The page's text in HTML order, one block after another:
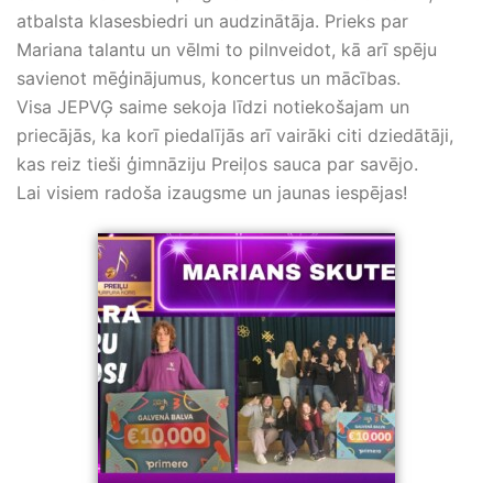
atbalsta klasesbiedri un audzinātāja. Prieks par
Mariana talantu un vēlmi to pilnveidot, kā arī spēju
savienot mēģinājumus, koncertus un mācības.
Visa JEPVĢ saime sekoja līdzi notiekošajam un
priecājās, ka korī piedalījās arī vairāki citi dziedātāji,
kas reiz tieši ģimnāziju Preiļos sauca par savējo.
Lai visiem radoša izaugsme un jaunas iespējas!